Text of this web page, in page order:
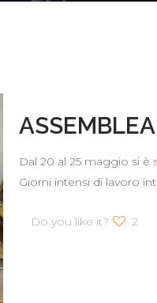
Dal 20 al 25 maggio si è
Giorni intensi di lavoro
Do you like it? 2